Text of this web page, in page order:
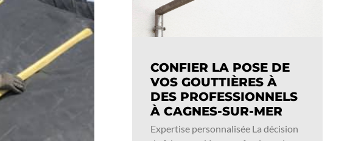
CONFIER LA POSE DE
VOS GOUTTIÈRES À
DES PROFESSIONNELS
À CAGNES-SUR-MER
Expertise personnalisée La décision